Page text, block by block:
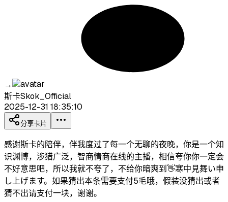
→
斯卡Skok_Official
2025-12-31 18:35:10
分享卡片
感谢斯卡的陪伴，伴我度过了每一个无聊的夜晚，你是一个知
识渊博，涉猎广泛，智商情商在线的主播，相信夸你你一定会
不好意思吧，所以我就不夸了，不给你暗爽到👋寒中見舞い申
し上げます。如果猜出本条需要支付5毛哦，假装没猜出或者
猜不出请支付一块，谢谢。